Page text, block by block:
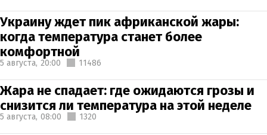
Украину ждет пик африканской жары:
когда температура станет более
комфортной
5 августа, 20:00 11486
Жара не спадает: где ожидаются грозы и
снизится ли температура на этой неделе
5 августа, 08:00 1320